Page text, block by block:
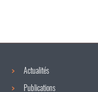
Actualités
Publications